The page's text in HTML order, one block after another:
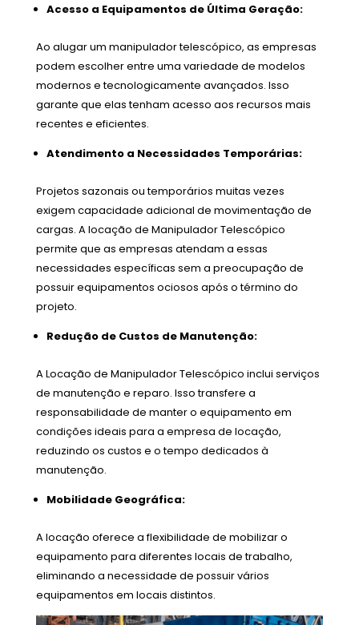
Acesso a Equipamentos de Última Geração:
Ao alugar um manipulador telescópico, as empresas
podem escolher entre uma variedade de modelos
modernos e tecnologicamente avançados. Isso
garante que elas tenham acesso aos recursos mais
recentes e eficientes.
Atendimento a Necessidades Temporárias:
Projetos sazonais ou temporários muitas vezes
exigem capacidade adicional de movimentação de
cargas. A locação de Manipulador Telescópico
permite que as empresas atendam a essas
necessidades específicas sem a preocupação de
possuir equipamentos ociosos após o término do
projeto.
Redução de Custos de Manutenção:
A Locação de Manipulador Telescópico inclui serviços
de manutenção e reparo. Isso transfere a
responsabilidade de manter o equipamento em
condições ideais para a empresa de locação,
reduzindo os custos e o tempo dedicados à
manutenção.
Mobilidade Geográfica:
A locação oferece a flexibilidade de mobilizar o
equipamento para diferentes locais de trabalho,
eliminando a necessidade de possuir vários
equipamentos em locais distintos.